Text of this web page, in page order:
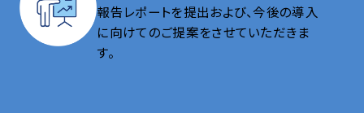
報告レポートを提出および、今後の導入
に向けてのご提案をさせていただきま
す。